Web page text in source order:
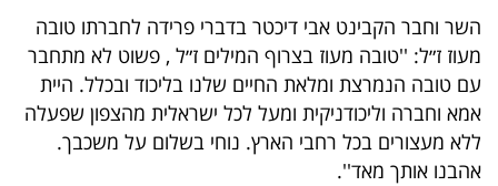
UNDER
40
שיתופי
פעולה
השר וחבר הקבינט אבי דיכטר בדברי פרידה לחברתו טובה
מעוז ז״ל: ''טובה מעוז בצרוף המילים ז״ל , פשוט לא מתחבר
עם טובה הנמרצת ומלאת החיים שלנו בליכוד ובכלל. היית
אמא וחברה וליכודניקית ומעל לכל ישראלית מהצפון שפעלה
ללא מעצורים בכל רחבי הארץ. נוחי בשלום על משכבך.
אהבנו אותך מאד''.